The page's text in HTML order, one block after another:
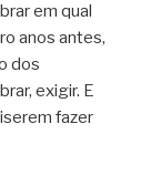
em qual
anos antes,
dos
exigir. E
fazer